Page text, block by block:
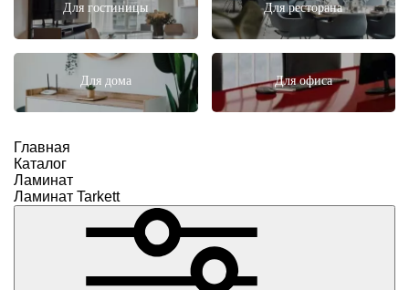
Для гостиницы Для ресторана
Для дома Для офиса
Главная
Каталог
Ламинат
Ламинат Tarkett